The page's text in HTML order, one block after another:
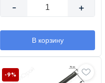
- +
В корзину
-9%